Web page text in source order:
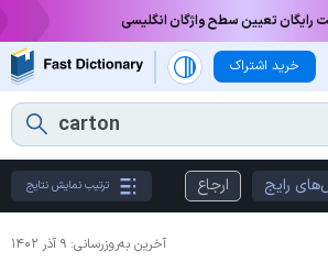
رایگان تعیین سطح واژگان انگلیسی
خرید اشتراک
رایج ارجاع ترتیب نمایش نتایج
آخرین به‌روزرسانی: ۹ آذر ۱۴۰۲